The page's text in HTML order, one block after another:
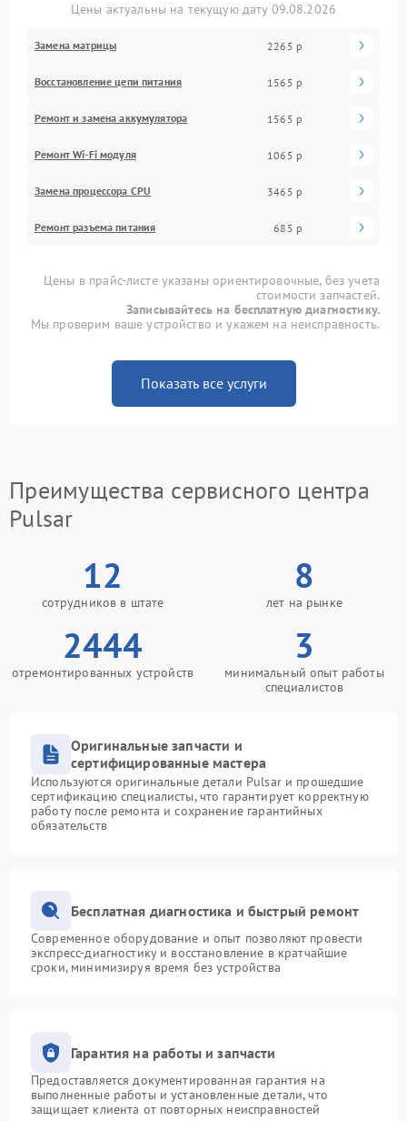
Цены актуальны на текущую дату 09.08.2026
Замена матрицы 2265 р
Восстановление цепи питания 1565 р
Ремонт и замена аккумулятора 1565 р
Ремонт Wi-Fi модуля 1065 р
Замена процессора CPU 3465 р
Ремонт разъема питания 685 р
Цены в прайс-листе указаны ориентировочные, без учета
стоимости запчастей.
Записывайтесь на бесплатную диагностику.
Мы проверим ваше устройство и укажем на неисправность.
Показать все услуги
Преимущества сервисного центра
Pulsar
12
сотрудников в штате
8
лет на рынке
2444
отремонтированных устройств
3
минимальный опыт работы
специалистов
Оригинальные запчасти и
сертифицированные мастера
Используются оригинальные детали Pulsar и прошедшие
сертификацию специалисты, что гарантирует корректную
работу после ремонта и сохранение гарантийных
обязательств
Бесплатная диагностика и быстрый ремонт
Современное оборудование и опыт позволяют провести
экспресс-диагностику и восстановление в кратчайшие
сроки, минимизируя время без устройства
Гарантия на работы и запчасти
Предоставляется документированная гарантия на
выполненные работы и установленные детали, что
защищает клиента от повторных неисправностей